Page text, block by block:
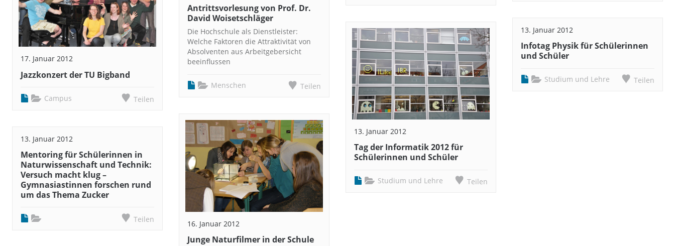
17. Januar 2012
Jazzkonzert der TU Bigband
Campus Teilen
13. Januar 2012
Mentoring für Schülerinnen in
Naturwissenschaft und Technik:
Versuch macht klug –
Gymnasiastinnen forschen rund
um das Thema Zucker
Teilen
Antrittsvorlesung von Prof. Dr.
David Woisetschläger
Die Hochschule als Dienstleister:
Welche Faktoren die Attraktivität von
Absolventen aus Arbeitgebersicht
beeinflussen
Menschen Teilen
16. Januar 2012
Junge Naturfilmer in der Schule
13. Januar 2012
Tag der Informatik 2012 für
Schülerinnen und Schüler
Studium und Lehre Teilen
13. Januar 2012
Infotag Physik für Schülerinnen
und Schüler
Studium und Lehre Teilen